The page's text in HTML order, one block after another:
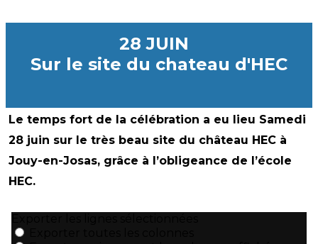
28 JUIN
Sur le site du chateau d'HEC
Le temps fort de la célébration a eu lieu Samedi
28 juin sur le très beau site du château HEC à
Jouy-en-Josas, grâce à l’obligeance de l’école
HEC.